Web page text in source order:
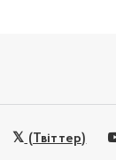
(Твіттер)